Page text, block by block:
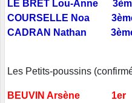
LE BRET Lou-Anne
COURSELLE Noa
CADRAN Nathan
Les Petits-poussins
BEUVIN Arsène 1er